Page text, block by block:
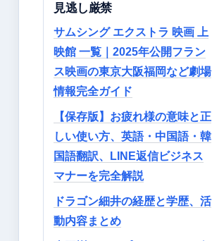
見逃し厳禁
サムシング エクストラ 映画 上
映館 一覧｜2025年公開フラン
ス映画の東京大阪福岡など劇場
情報完全ガイド
【保存版】お疲れ様の意味と正
しい使い方、英語・中国語・韓
国語翻訳、LINE返信ビジネス
マナーを完全解説
ドラゴン細井の経歴と学歴、活
動内容まとめ